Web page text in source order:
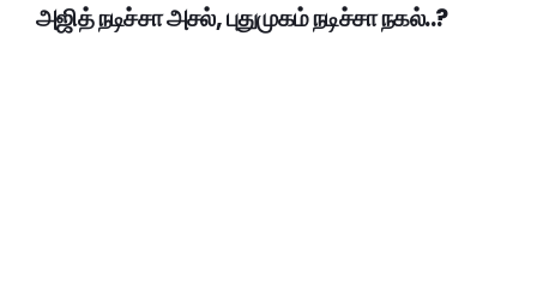
அஜித் நடிச்சா அசல், புதுமுகம் நடிச்சா நகல்..?